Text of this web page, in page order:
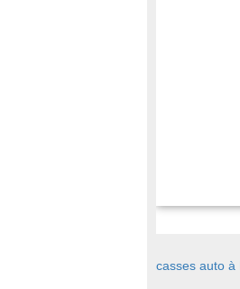
casses auto à